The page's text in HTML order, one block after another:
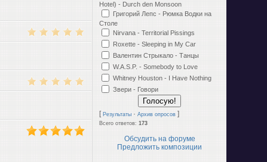
Hotel) - Durch den Monsoon
Григорий Лепс - Рюмка Водки на
Столе
Nirvana - Territorial Pissings
Roxette - Sleeping in My Car
Валентин Стрыкало - Танцы
W.A.S.P. - Somebody to Love
Whitney Houston - I Have Nothing
Звери - Говори
[Результаты ·Архив опросов ]
Всего ответов:173
Обсудить на форуме
Предложить композиции